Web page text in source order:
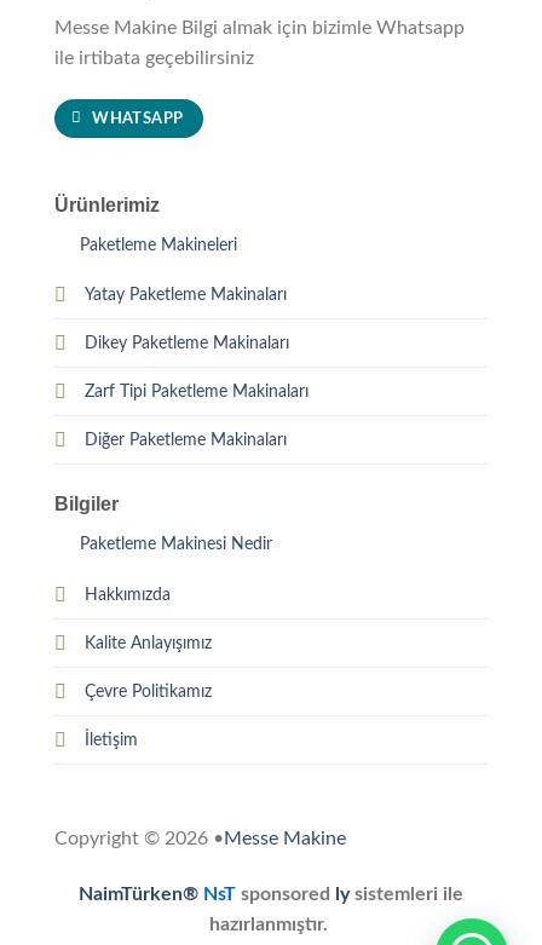
Ürünlerimiz
Paketleme Makineleri
Yatay Paketleme Makinaları
Dikey Paketleme Makinaları
Zarf Tipi Paketleme Makinaları
Diğer Paketleme Makinaları
Bilgiler
Paketleme Makinesi Nedir
Hakkımızda
Kalite Anlayışımız
Çevre Politikamız
İletişim
Messe Makine Bilgi almak için bizimle Whatsapp
ile irtibata geçebilirsiniz
WHATSAPP
Copyright © 2026 •Messe Makine
NaimTürken® NsT sponsored lysistemleri ile
hazırlanmıştır.